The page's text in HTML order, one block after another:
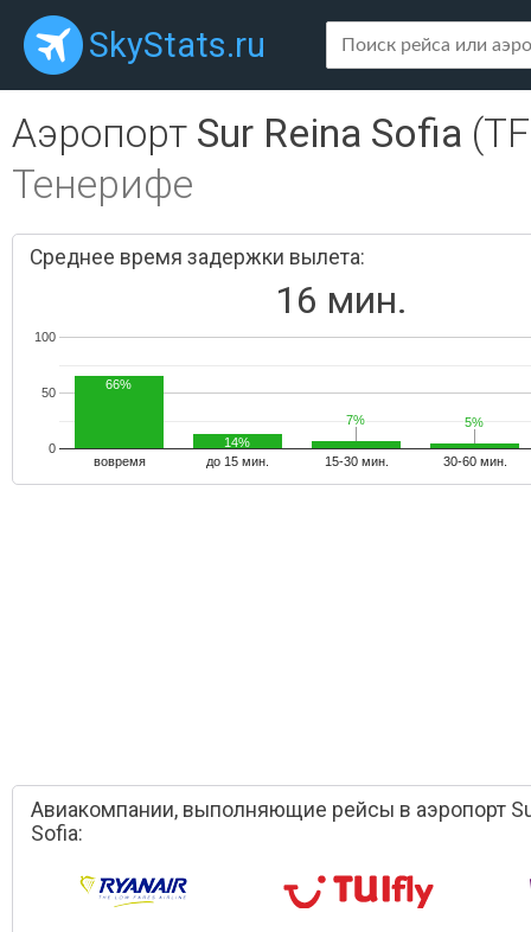
SkyStats.ru
Аэропорт Sur Reina Sofia
Тенерифе
Среднее время задержки вылета:
16 мин.
вовремя до 15 мин. 15-30 мин. 30-60 мин.
0
50
100
66%
14%
7%
7% 5%
5%
Авиакомпании, выполняющие рейсы в аэропорт
Sofia: